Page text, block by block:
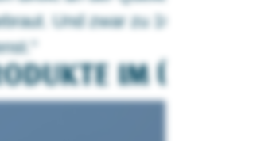
Und zwar zu 100 % in
IM